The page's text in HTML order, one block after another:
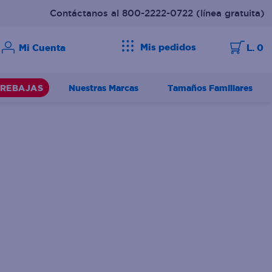
Contáctanos al 800-2222-0722 (línea gratuita)
Mis pedidos L. 0
REBAJAS Nuestras Marcas Tamaños Familiares